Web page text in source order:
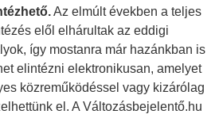
Az elmúlt években a teljes
elől elhárultak az eddigi
így mostanra már hazánkban is
elintézni elektronikusan, amelyet
közreműködéssel vagy kizárólag
el. A Változásbejelentő.hu